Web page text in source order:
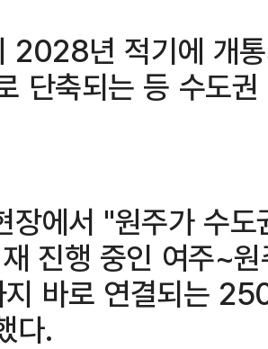
2028년 적기에 개
단축되는 등 수도
장에서 "원주가 수
진행 중인 여주~
지 바로 연결되는
다.